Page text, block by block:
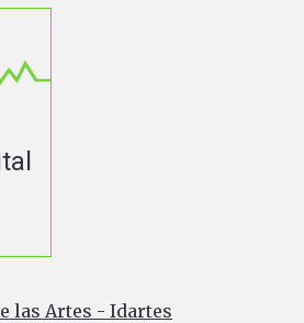
las Artes - Idartes